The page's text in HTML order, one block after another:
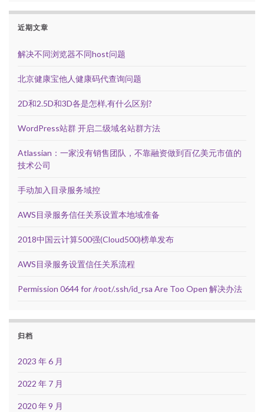
近期文章
解决不同浏览器不同host问题
北京健康宝他人健康码代查询问题
2D和2.5D和3D各是怎样,有什么区别?
WordPress站群 开启二级域名站群方法
Atlassian：一家没有销售团队，不靠融资做到百亿美元市值的
技术公司
手动加入目录服务域控
AWS目录服务信任关系设置本地域准备
2018中国云计算500强(Cloud500)榜单发布
AWS目录服务设置信任关系流程
Permission 0644 for /root/.ssh/id_rsa Are Too Open 解决办法
归档
2023 年 6 月
2022 年 7 月
2020 年 9 月